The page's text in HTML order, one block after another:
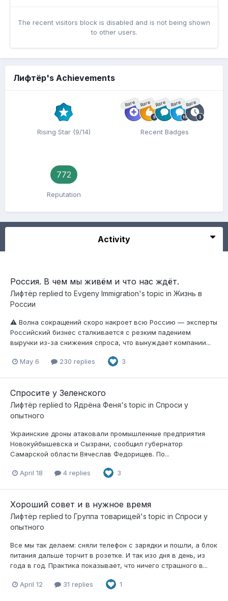
The recent visitors block is disabled and is not being shown
to other users.
Лифтёр's Achievements
Rising Star (9/14)
Rare Rare Rare Rare Rare
Recent Badges
772
Reputation
Activity
Россия. В чем мы живём и что нас ждёт.
Лифтёр replied to Evgeny Immigration's topic in Жизнь в
России
⚠️ Волна сокращений скоро накроет всю Россию — эксперты
Российский бизнес сталкивается с резким падением
выручки из-за снижения спроса, что вынуждает компании...
May 6 230 replies 3
Спросите у Зеленского
Лифтёр replied to Ядрёна Феня's topic in Спроси у
опытного
Украинские дроны атаковали промышленные предприятия
Новокуйбышевска и Сызрани, сообщил губернатор
Самарской области Вячеслав Федорищев. По...
April 18 4 replies 3
Хороший совет и в нужное время
Лифтёр replied to Группа товарищей's topic in Спроси у
опытного
Все мы так делаем: сняли телефон с зарядки и пошли, а блок
питания дальше торчит в розетке. И так изо дня в день, из
года в год. Практика показывает, что ничего страшного в...
April 12 31 replies 1